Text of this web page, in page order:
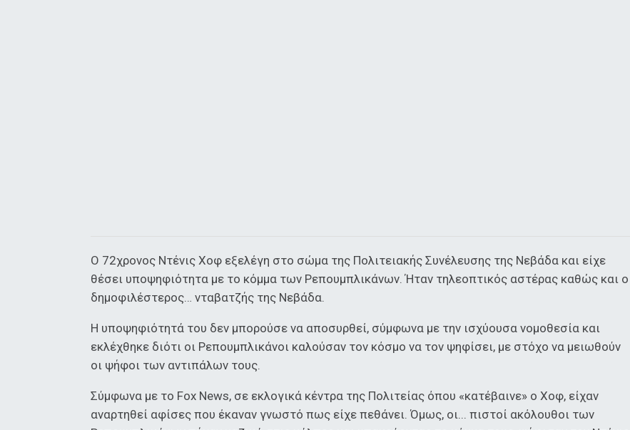
Ο 72χρονος Ντένις Χοφ εξελέγη στο σώμα της Πολιτειακής Συνέλευσης της Νεβάδα και είχε
θέσει υποψηφιότητα με το κόμμα των Ρεπουμπλικάνων. Ήταν τηλεοπτικός αστέρας καθώς και ο
δημοφιλέστερος… νταβατζής της Νεβάδα.
Η υποψηφιότητά του δεν μπορούσε να αποσυρθεί, σύμφωνα με την ισχύουσα νομοθεσία και
εκλέχθηκε διότι οι Ρεπουμπλικάνοι καλούσαν τον κόσμο να τον ψηφίσει, με στόχο να μειωθούν
οι ψήφοι των αντιπάλων τους.
Σύμφωνα με το Fox News, σε εκλογικά κέντρα της Πολιτείας όπου «κατέβαινε» ο Χοφ, είχαν
αναρτηθεί αφίσες που έκαναν γνωστό πως είχε πεθάνει. Όμως, οι... πιστοί ακόλουθοι των